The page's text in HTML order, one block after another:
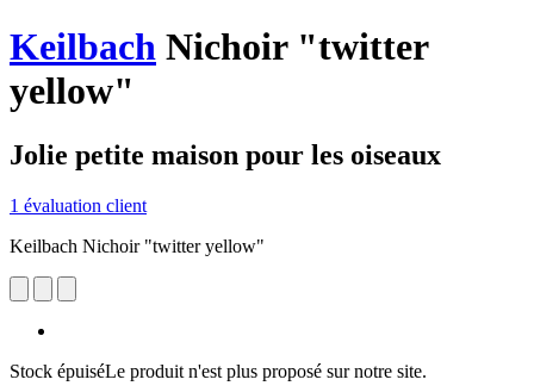
Keilbach Nichoir "twitter
yellow"
Jolie petite maison pour les oiseaux
1 évaluation client
Keilbach Nichoir "twitter yellow"
Stock épuiséLe produit n'est plus proposé sur notre site.